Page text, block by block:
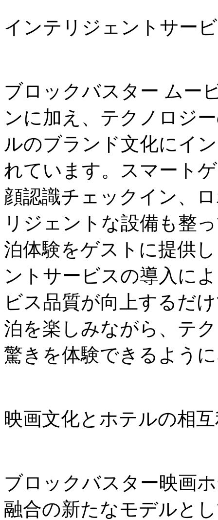
インテリジェントサー
ブロックバスター ムー
ンに加え、テクノロジ
ルのブランド文化にイ
れています。スマート
顔認識チェックイン、
リジェントな設備も整
泊体験をゲストに提供
ントサービスの導入に
ビス品質が向上するだ
泊を楽しみながら、テ
驚きを体験できるよう
映画文化とホテルの相
ブロックバスター映画
融合の新たなモデルと